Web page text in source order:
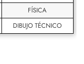
FÍSICA
DIBUJO TÉCNICO